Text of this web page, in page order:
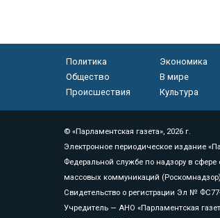
Политика
Экономика
Общество
В мире
Происшествия
Культура
© «Парламентская газета», 2026 г.
Электронное периодическое издание
Федеральной службе по надзору в
массовых коммуникаций (Роскомнадзор)
Свидетельство о регистрации Эл №
Учредитель — АНО «Парламентская